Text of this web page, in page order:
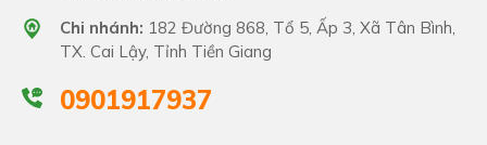
Chi nhánh: 182 Đường 868, Tổ 5, Ấp 3, Xã Tân Bình,
TX. Cai Lậy, Tỉnh Tiền Giang
0901917937